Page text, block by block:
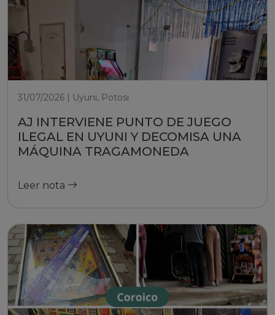
31/07/2026 | Uyuni, Potosi
AJ INTERVIENE PUNTO DE JUEGO
ILEGAL EN UYUNI Y DECOMISA UNA
MÁQUINA TRAGAMONEDA
Leer nota